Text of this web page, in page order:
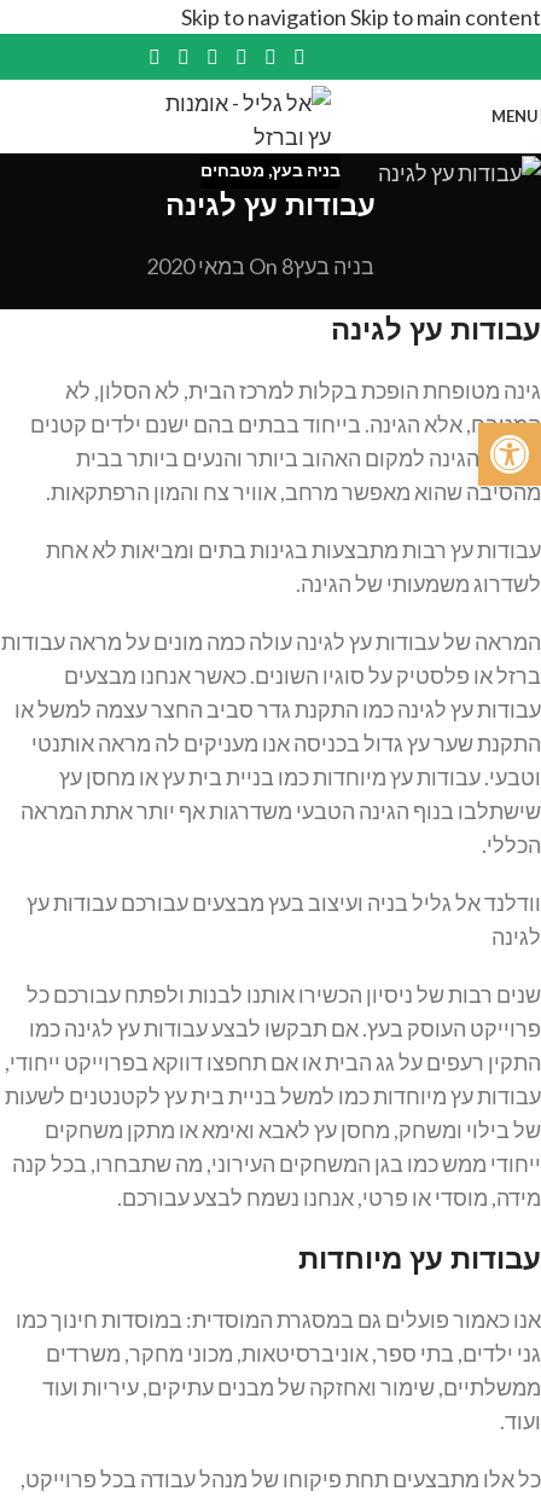
Skip to navigationSkip to main content
MENU
בניה בעץ, מטבחים
עבודות עץ לגינה
בניה בעץOn 8 במאי 2020
עבודות עץ לגינה
גינה מטופחת הופכת בקלות למרכז הבית, לא הסלון, לא
המטבח, אלא הגינה. בייחוד בבתים בהם ישנם ילדים קטנים
הופכת הגינה למקום האהוב ביותר והנעים ביותר בבית
מהסיבה שהוא מאפשר מרחב, אוויר צח והמון הרפתקאות.
עבודות עץ רבות מתבצעות בגינות בתים ומביאות לא אחת
לשדרוג משמעותי של הגינה.
המראה של עבודות עץ לגינה עולה כמה מונים על מראה עבודות
ברזל או פלסטיק על סוגיו השונים. כאשר אנחנו מבצעים
עבודות עץ לגינה כמו התקנת גדר סביב החצר עצמה למשל או
התקנת שער עץ גדול בכניסה אנו מעניקים לה מראה אותנטי
וטבעי. עבודות עץ מיוחדות כמו בניית בית עץ או מחסן עץ
שישתלבו בנוף הגינה הטבעי משדרגות אף יותר אתת המראה
הכללי.
וודלנד אל גליל בניה ועיצוב בעץ מבצעים עבורכם עבודות עץ
לגינה
שנים רבות של ניסיון הכשירו אותנו לבנות ולפתח עבורכם כל
פרוייקט העוסק בעץ. אם תבקשו לבצע עבודות עץ לגינה כמו
התקין רעפים על גג הבית או אם תחפצו דווקא בפרוייקט ייחודי,
עבודות עץ מיוחדות כמו למשל בניית בית עץ לקטנטנים לשעות
של בילוי ומשחק, מחסן עץ לאבא ואימא או מתקן משחקים
ייחודי ממש כמו בגן המשחקים העירוני, מה שתבחרו, בכל קנה
מידה, מוסדי או פרטי, אנחנו נשמח לבצע עבורכם.
עבודות עץ מיוחדות
אנו כאמור פועלים גם במסגרת המוסדית: במוסדות חינוך כמו
גני ילדים, בתי ספר, אוניברסיטאות, מכוני מחקר, משרדים
ממשלתיים, שימור ואחזקה של מבנים עתיקים, עיריות ועוד
ועוד.
כל אלו מתבצעים תחת פיקוחו של מנהל עבודה בכל פרוייקט,
פתח סרגל נגישות